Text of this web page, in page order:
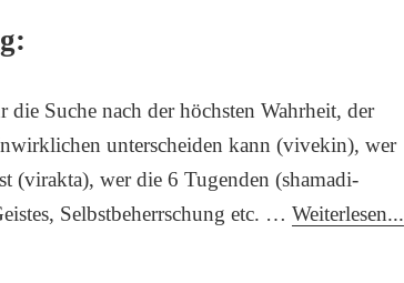
Suche nach der höchsten Wahrheit, der
unterscheiden kann (vivekin), wer
(virakta), wer die 6 Tugenden (shamadi-
Selbstbeherrschung etc. …Weiterlesen...